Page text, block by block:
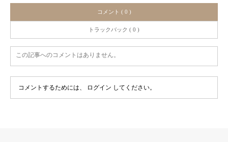
コメント ( 0 )
トラックバック ( 0 )
この記事へのコメントはありません。
コメントするためには、 ログイン してください。